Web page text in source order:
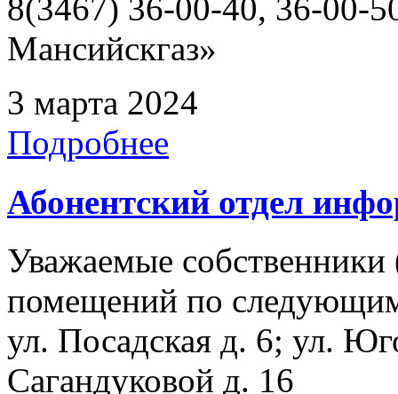
8(3467) 36-00-40, 36-
Мансийскгаз»
3 марта 2024
Подробнее
Абонентский отдел
Уважаемые
помещений по
ул. Посадская д. 6; ул.
Сагандуковой д. 16